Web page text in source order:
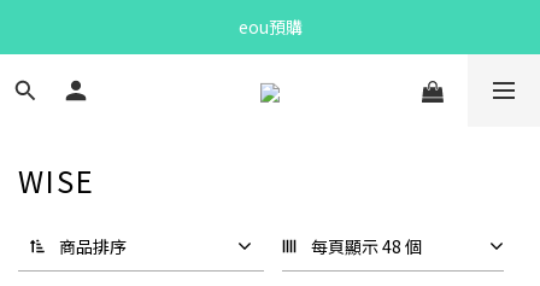
Bandit Summer
eou預購
Bandit Summer
WISE
商品排序 每頁顯示 48 個